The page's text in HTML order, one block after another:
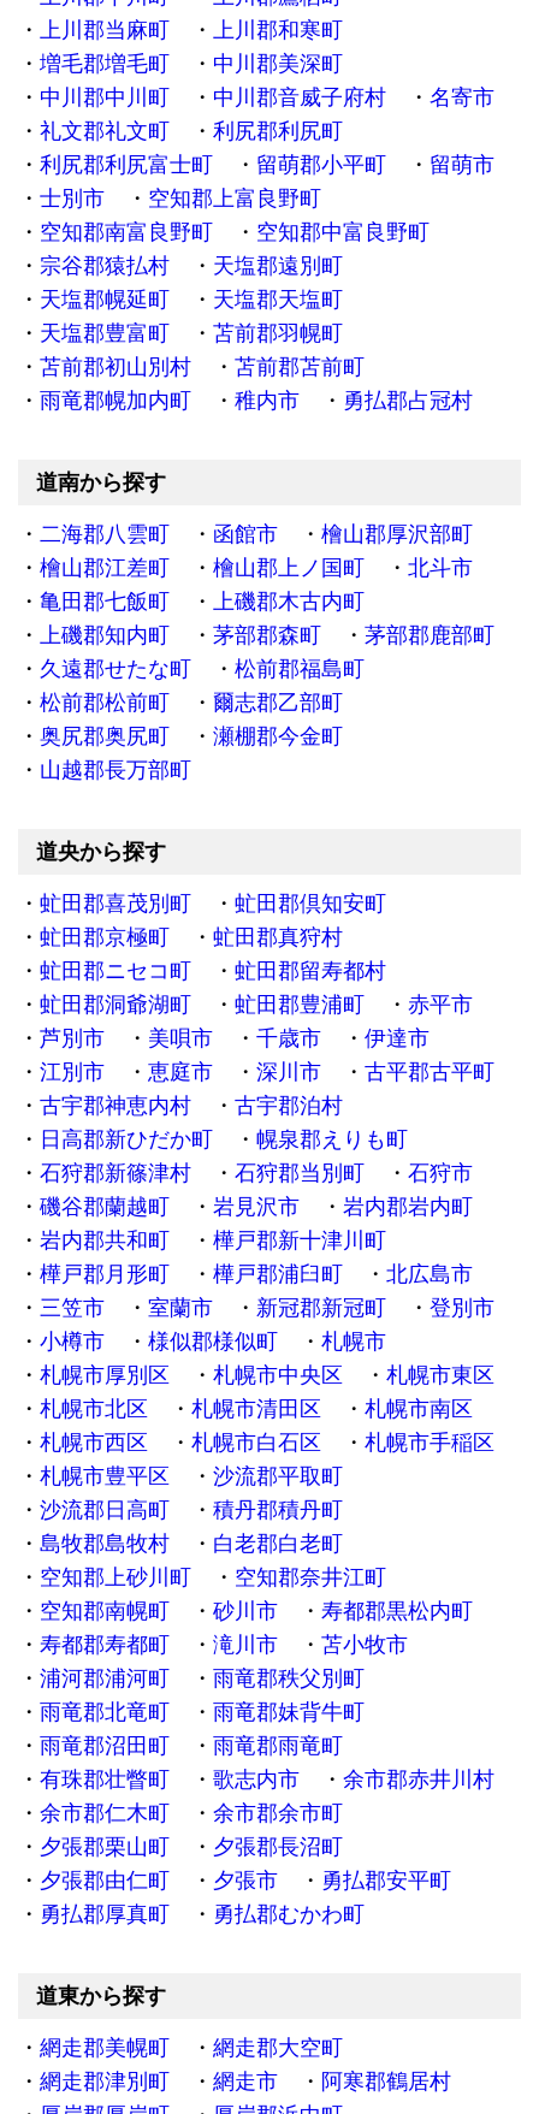
上川郡当麻町
上川郡和寒町
増毛郡増毛町
中川郡美深町
中川郡中川町
中川郡音威子府村
名寄市
礼文郡礼文町
利尻郡利尻町
利尻郡利尻富士町
留萌郡小平町
留萌市
士別市
空知郡上富良野町
空知郡南富良野町
空知郡中富良野町
宗谷郡猿払村
天塩郡遠別町
天塩郡幌延町
天塩郡天塩町
天塩郡豊富町
苫前郡羽幌町
苫前郡初山別村
苫前郡苫前町
雨竜郡幌加内町
稚内市 勇払郡占冠村
道南から探す
二海郡八雲町 函館市
檜山郡厚沢部町
檜山郡江差町
檜山郡上ノ国町
北斗市
亀田郡七飯町
上磯郡木古内町
上磯郡知内町
茅部郡森町
茅部郡鹿部町
久遠郡せたな町
松前郡福島町
松前郡松前町
爾志郡乙部町
奥尻郡奥尻町
瀬棚郡今金町
山越郡長万部町
道央から探す
虻田郡喜茂別町
虻田郡倶知安町
虻田郡京極町
虻田郡真狩村
虻田郡ニセコ町
虻田郡留寿都村
虻田郡洞爺湖町
虻田郡豊浦町
赤平市
芦別市
美唄市 千歳市
伊達市
江別市
恵庭市 深川市
古平郡古平町
古宇郡神恵内村
古宇郡泊村
日高郡新ひだか町
幌泉郡えりも町
石狩郡新篠津村
石狩郡当別町
石狩市
磯谷郡蘭越町
岩見沢市
岩内郡岩内町
岩内郡共和町
樺戸郡新十津川町
樺戸郡月形町
樺戸郡浦臼町
北広島市
三笠市
室蘭市 新冠郡新冠町
登別市
小樽市
様似郡様似町
札幌市
札幌市厚別区
札幌市中央区
札幌市東区
札幌市北区
札幌市清田区
札幌市南区
札幌市西区
札幌市白石区
札幌市手稲区
札幌市豊平区
沙流郡平取町
沙流郡日高町
積丹郡積丹町
島牧郡島牧村
白老郡白老町
空知郡上砂川町
空知郡奈井江町
空知郡南幌町
砂川市
寿都郡黒松内町
寿都郡寿都町
滝川市
苫小牧市
浦河郡浦河町
雨竜郡秩父別町
雨竜郡北竜町
雨竜郡妹背牛町
雨竜郡沼田町
雨竜郡雨竜町
有珠郡壮瞥町
歌志内市
余市郡赤井川村
余市郡仁木町
余市郡余市町
夕張郡栗山町
夕張郡長沼町
夕張郡由仁町
夕張市
勇払郡安平町
勇払郡厚真町
勇払郡むかわ町
道東から探す
網走郡美幌町
網走郡大空町
網走郡津別町
網走市
阿寒郡鶴居村